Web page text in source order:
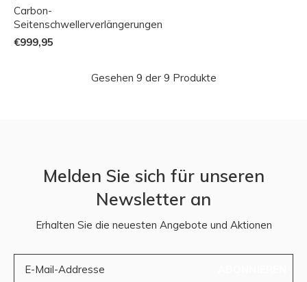
Carbon-
Seitenschwellerverlängerungen
€999,95
Gesehen 9 der 9 Produkte
Melden Sie sich für unseren
Newsletter an
Erhalten Sie die neuesten Angebote und Aktionen